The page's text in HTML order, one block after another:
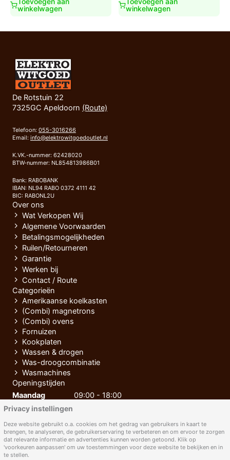
winkelwagen
winkelwagen
De Rotstuin 22
7325GC Apeldoorn (Route)
Telefoon: 055-3016266
Email: info@elektrowitgoedoutlet.nl
K.VK.-nummer: 62428020
BTW-nummer: NL854813986B01
Bank: RABOBANK
IBAN: NL94 RABO 0372 4111 42
BIC: RABONL2U
Over ons
Wat Verkopen Wij
Algemene Voorwaarden
Betalingsmogelijkheden
Ruilen/Retourneren
Garantie
Werken bij
Contact / Route
Categorieën
Amerikaanse koelkasten
(Combi) magnetrons
(Combi) ovens
Fornuizen
Kookplaten
Wassen & drogen
Was-droogcombinatie
Wasmachines
Openingstijden
Maandag
09:00 - 18:00
Dinsdag
Woensdag
09:00 - 18:00
Donderdag
09:00 - 18:00
Vrijdag
09:00 - 18:00
Privacy instellingen
Deze website gebruikt o.a. cookies om het gedrag van gebruikers in kaart te
brengen, te analyseren, de gebruikerservaring te verbeteren en om ervoor te zorgen
dat relevante informatie en advertenties kunnen worden getoond. Klik op
'voorkeuren aanpassen' om uw toestemmingen voor deze website te bekijken en in
te stellen.